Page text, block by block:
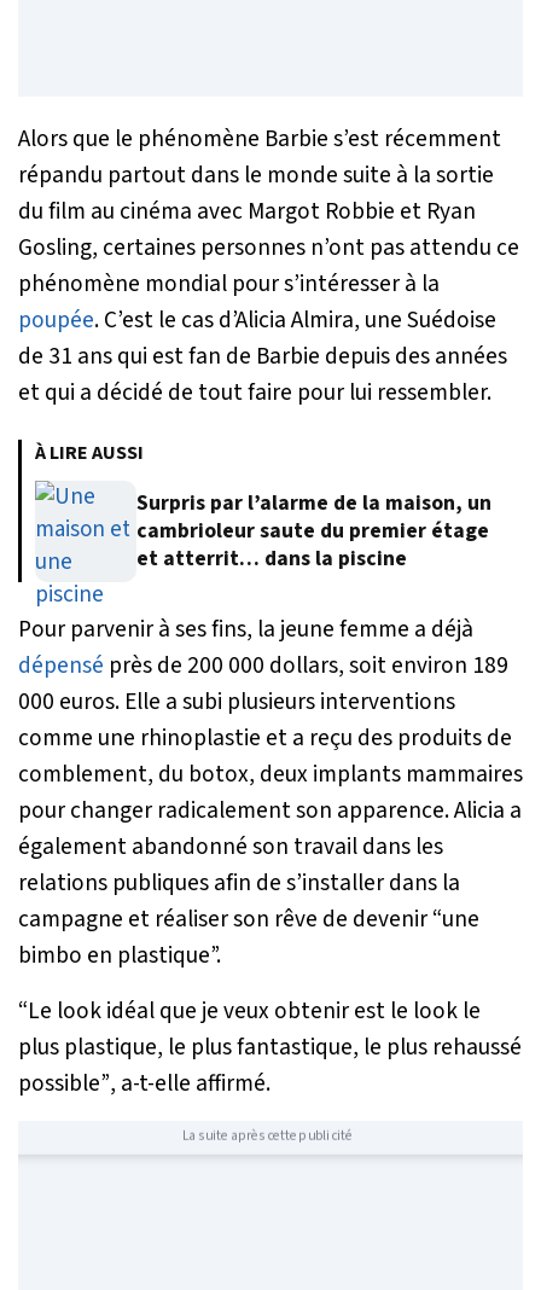
Alors que le phénomène Barbie s’est récemment
répandu partout dans le monde suite à la sortie
du film au cinéma avec Margot Robbie et Ryan
Gosling, certaines personnes n’ont pas attendu ce
phénomène mondial pour s’intéresser à la
poupée. C’est le cas d’Alicia Almira, une Suédoise
de 31 ans qui est fan de Barbie depuis des années
et qui a décidé de tout faire pour lui ressembler.
À LIRE AUSSI
Surpris par l’alarme de la maison, un
cambrioleur saute du premier étage
et atterrit… dans la piscine
Pour parvenir à ses fins, la jeune femme a déjà
dépensé près de 200 000 dollars, soit environ 189
000 euros. Elle a subi plusieurs interventions
comme une rhinoplastie et a reçu des produits de
comblement, du botox, deux implants mammaires
pour changer radicalement son apparence. Alicia a
également abandonné son travail dans les
relations publiques afin de s’installer dans la
campagne et réaliser son rêve de devenir “une
bimbo en plastique”.
“Le look idéal que je veux obtenir est le look le
plus plastique, le plus fantastique, le plus rehaussé
possible”, a-t-elle affirmé.
La suite après cette publicité